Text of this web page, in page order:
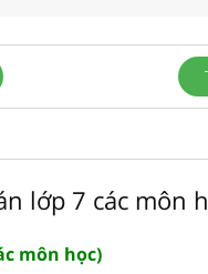
lớp 7 các môn
môn học)